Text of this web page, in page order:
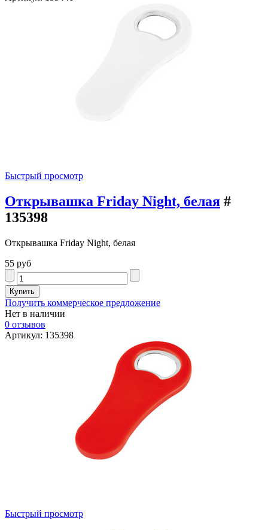
Быстрый просмотр
Открывашка Friday Night, белая #
135398
Открывашка Friday Night, белая
55 руб
Получить коммерческое предложение
Нет в наличии
0 отзывов
Артикул: 135398
Быстрый просмотр